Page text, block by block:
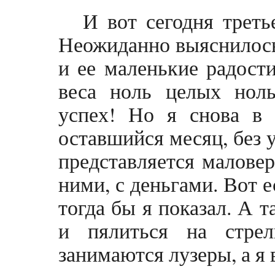
И вот сегодня
Неожиданно
и ее маленькие
веса ноль целых
успех! Но я снова в
оставшийся месяц, без
представляется
ними, с деньгами. Вот
тогда бы я показал. А
и пялиться на
занимаются лузеры, а